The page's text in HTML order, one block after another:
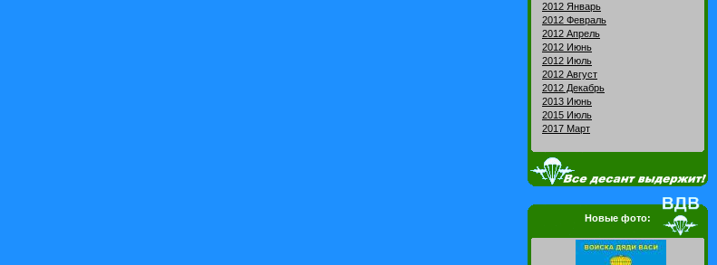
2012 Январь
2012 Февраль
2012 Апрель
2012 Июнь
2012 Июль
2012 Август
2012 Декабрь
2013 Июнь
2015 Июль
2017 Март
Новые фото: